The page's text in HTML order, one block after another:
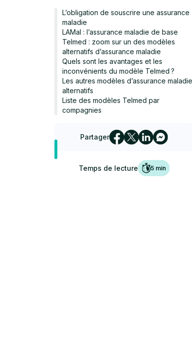
L’obligation de souscrire une assurance
maladie
LAMal : l’assurance maladie de base
Telmed : zoom sur un des modèles
alternatifs d’assurance maladie
Quels sont les avantages et les
inconvénients du modèle Telmed ?
Les autres modèles d’assurance maladie
alternatifs
Liste des modèles Telmed par
compagnies
Partager
Temps de lecture 5min